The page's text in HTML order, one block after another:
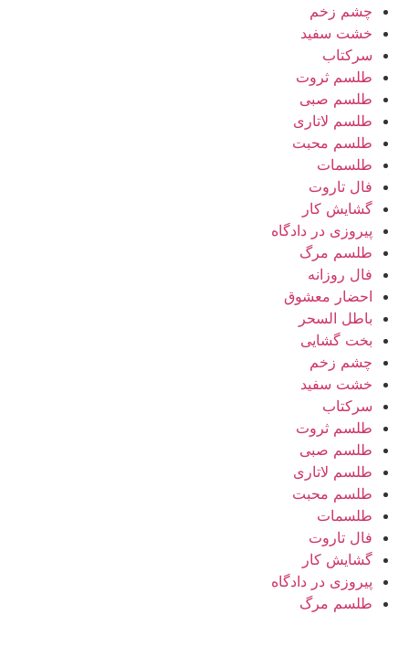
چشم زخم
خشت سفید
سرکتاب
طلسم ثروت
طلسم صبی
طلسم لاتاری
طلسم محبت
طلسمات
فال تاروت
گشایش کار
پیروزی در دادگاه
طلسم مرگ
فال روزانه
احضار معشوق
باطل السحر
بخت گشایی
چشم زخم
خشت سفید
سرکتاب
طلسم ثروت
طلسم صبی
طلسم لاتاری
طلسم محبت
طلسمات
فال تاروت
گشایش کار
پیروزی در دادگاه
طلسم مرگ